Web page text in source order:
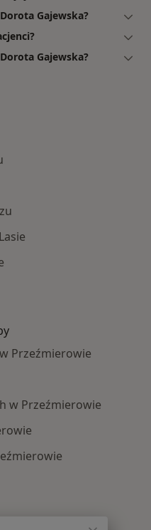
Gajewska?
Gajewska?
Przeźmierowie
w Przeźmierowie